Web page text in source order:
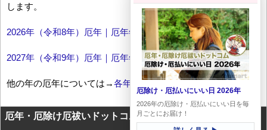
します。
2026年（令和8年）厄年｜厄年年齢早見表
2027年（令和9年）厄年｜厄年年齢早見表
他の年の厄年については→各年厄年一覧
厄年・厄除け厄祓いドットコムに掲載のテキスト・画像等コ
厄除け・厄払いにいい日 2026年
2026年の厄除け・厄払いにいい日を毎
月ごとにお届け！